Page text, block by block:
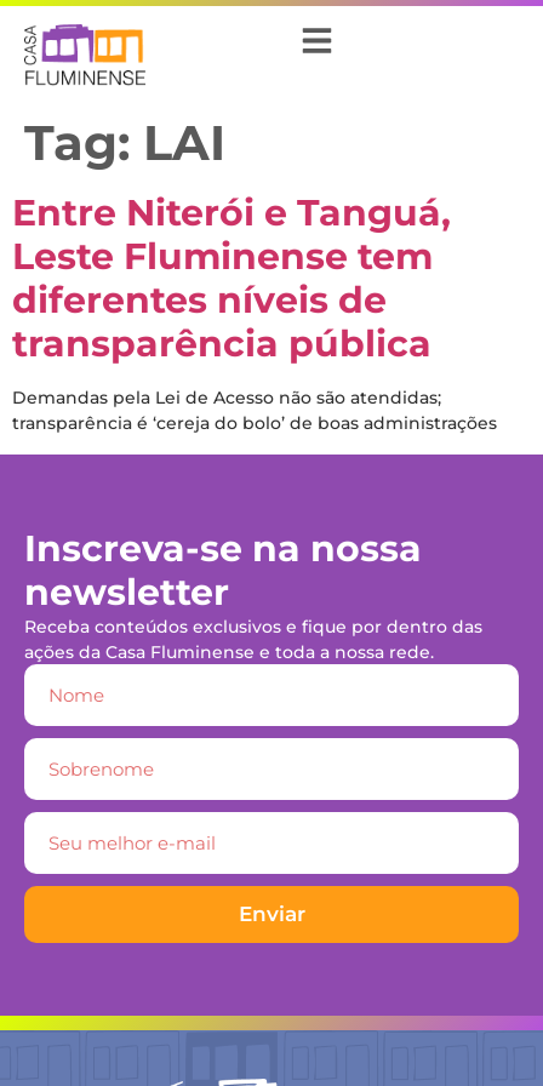
Tag: LAI
Entre Niterói e Tanguá,
Leste Fluminense tem
diferentes níveis de
transparência pública
Demandas pela Lei de Acesso não são atendidas;
transparência é ‘cereja do bolo’ de boas administrações
Inscreva-se na nossa
newsletter
Receba conteúdos exclusivos e fique por dentro das
ações da Casa Fluminense e toda a nossa rede.
Enviar